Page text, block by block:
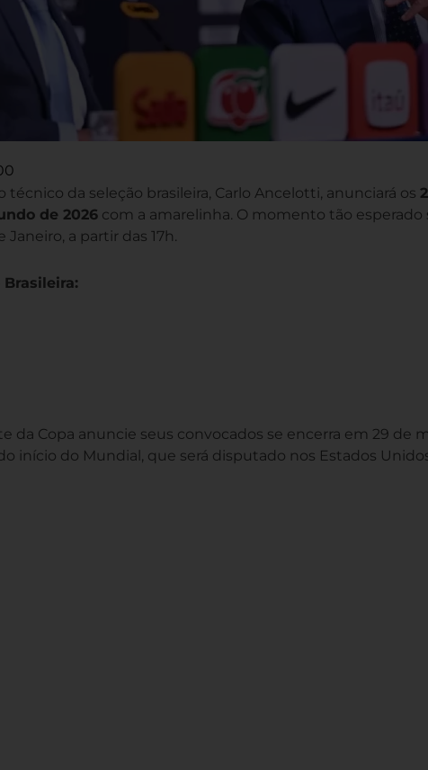
da seleção brasileira, Carlo Ancelotti, anunciará os
de 2026 com a amarelinha. O momento tão esperado
a partir das 17h.
Brasileira:
da Copa anuncie seus convocados se encerra em 29 de
início do Mundial, que será disputado nos Estados